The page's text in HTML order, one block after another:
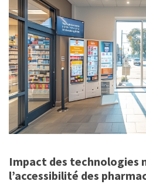
Impact des technologies
l’accessibilité des